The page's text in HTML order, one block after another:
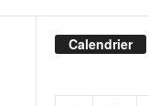
Calendrier